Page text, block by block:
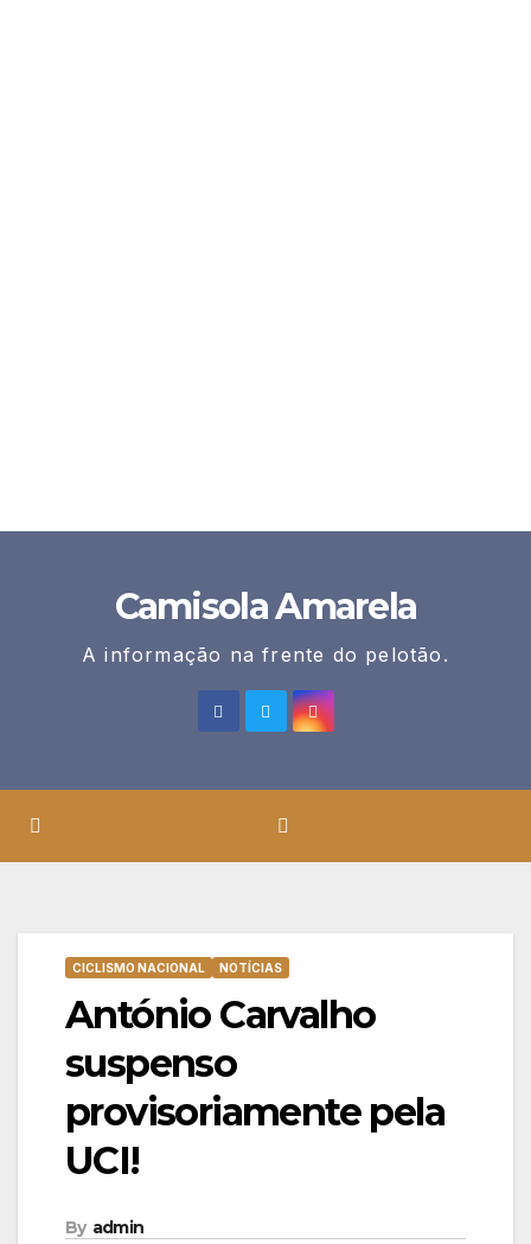
Camisola Amarela
A informação na frente do pelotão.
CICLISMO NACIONAL NOTÍCIAS
António Carvalho
suspenso
provisoriamente pela
UCI!
By admin